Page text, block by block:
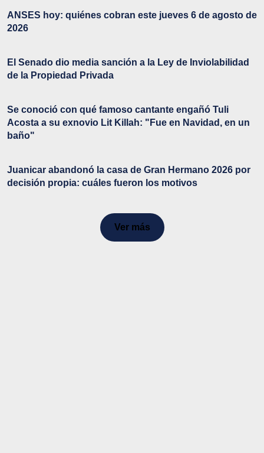
ANSES hoy: quiénes cobran este jueves 6 de agosto de
2026
El Senado dio media sanción a la Ley de Inviolabilidad
de la Propiedad Privada
Se conoció con qué famoso cantante engañó Tuli
Acosta a su exnovio Lit Killah: "Fue en Navidad, en un
baño"
Juanicar abandonó la casa de Gran Hermano 2026 por
decisión propia: cuáles fueron los motivos
Ver más